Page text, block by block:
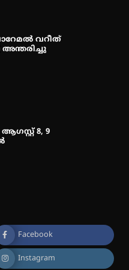
വറീത്
അന്തരിച്ചു
8, 9
Facebook
Instagram